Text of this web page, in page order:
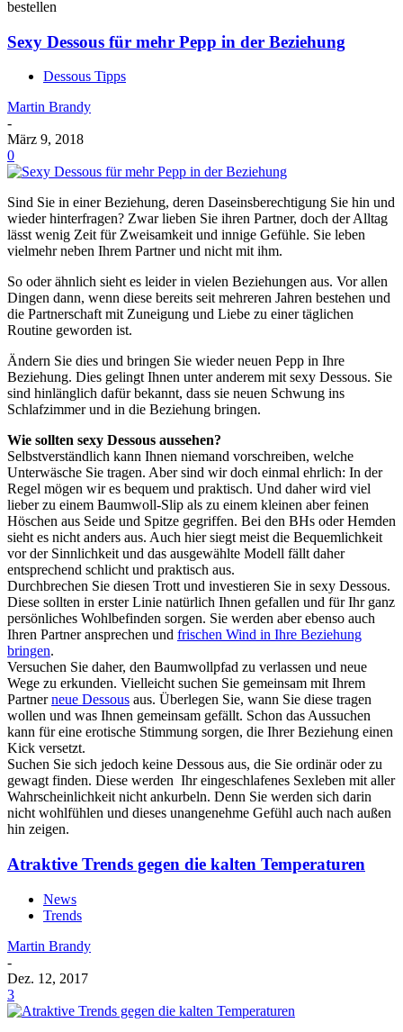
bestellen
Sexy Dessous für mehr Pepp in der Beziehung
Dessous Tipps
Martin Brandy
-
März 9, 2018
0
Sind Sie in einer Beziehung, deren Daseinsberechtigung Sie hin und
wieder hinterfragen? Zwar lieben Sie ihren Partner, doch der Alltag
lässt wenig Zeit für Zweisamkeit und innige Gefühle. Sie leben
vielmehr neben Ihrem Partner und nicht mit ihm.
So oder ähnlich sieht es leider in vielen Beziehungen aus. Vor allen
Dingen dann, wenn diese bereits seit mehreren Jahren bestehen und
die Partnerschaft mit Zuneigung und Liebe zu einer täglichen
Routine geworden ist.
Ändern Sie dies und bringen Sie wieder neuen Pepp in Ihre
Beziehung. Dies gelingt Ihnen unter anderem mit sexy Dessous. Sie
sind hinlänglich dafür bekannt, dass sie neuen Schwung ins
Schlafzimmer und in die Beziehung bringen.
Wie sollten sexy Dessous aussehen?
Selbstverständlich kann Ihnen niemand vorschreiben, welche
Unterwäsche Sie tragen. Aber sind wir doch einmal ehrlich: In der
Regel mögen wir es bequem und praktisch. Und daher wird viel
lieber zu einem Baumwoll-Slip als zu einem kleinen aber feinen
Höschen aus Seide und Spitze gegriffen. Bei den BHs oder Hemden
sieht es nicht anders aus. Auch hier siegt meist die Bequemlichkeit
vor der Sinnlichkeit und das ausgewählte Modell fällt daher
entsprechend schlicht und praktisch aus.
Durchbrechen Sie diesen Trott und investieren Sie in sexy Dessous.
Diese sollten in erster Linie natürlich Ihnen gefallen und für Ihr ganz
persönliches Wohlbefinden sorgen. Sie werden aber ebenso auch
Ihren Partner ansprechen und frischen Wind in Ihre Beziehung
bringen.
Versuchen Sie daher, den Baumwollpfad zu verlassen und neue
Wege zu erkunden. Vielleicht suchen Sie gemeinsam mit Ihrem
Partnerneue Dessous aus. Überlegen Sie, wann Sie diese tragen
wollen und was Ihnen gemeinsam gefällt. Schon das Aussuchen
kann für eine erotische Stimmung sorgen, die Ihrer Beziehung einen
Kick versetzt.
Suchen Sie sich jedoch keine Dessous aus, die Sie ordinär oder zu
gewagt finden. Diese werden Ihr eingeschlafenes Sexleben mit aller
Wahrscheinlichkeit nicht ankurbeln. Denn Sie werden sich darin
nicht wohlfühlen und dieses unangenehme Gefühl auch nach außen
hin zeigen.
Atraktive Trends gegen die kalten Temperaturen
News
Trends
Martin Brandy
-
Dez. 12, 2017
3